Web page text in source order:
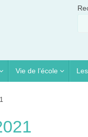
Vie de l’école